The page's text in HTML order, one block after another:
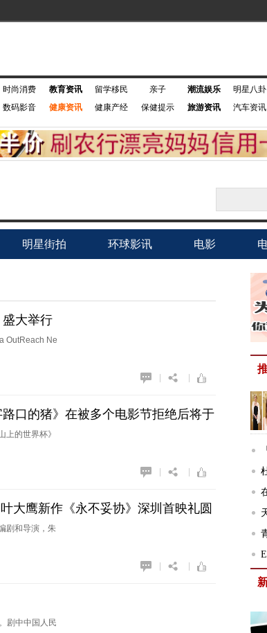
时尚消费
数码影音
教育资讯 留学移民
亲子
健康资讯
健康产经 保健提示
潮流娱乐
明星八卦
旅游资讯
汽车资讯
明星街拍 环球影讯 电影
大举行
OutReach Ne
口的猪》在被多个电影节拒绝后将于
的世界杯》
大鹰新作《永不妥协》深圳首映礼圆
剧和导演，朱
剧中中国人民